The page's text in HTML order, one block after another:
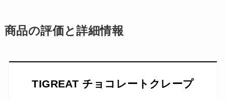
商品の評価と詳細情報
TIGREAT チョコレートクレープ